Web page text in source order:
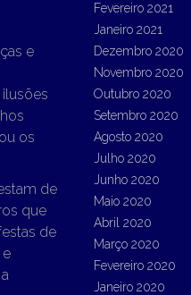
e
os
de
que
de
Fevereiro 2021
Janeiro 2021
Dezembro 2020
Novembro 2020
Outubro 2020
Setembro 2020
Agosto 2020
Julho 2020
Junho 2020
Maio 2020
Abril 2020
Março 2020
Fevereiro 2020
Janeiro 2020